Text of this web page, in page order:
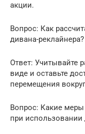
акции.
Вопрос: Как
дивана-реклайнера?
Ответ: Учитывайте
виде и оставьте
перемещения
Вопрос: Какие меры
при использовании